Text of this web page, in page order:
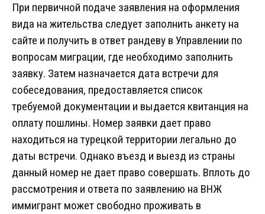
При первичной подаче заявления на оформления
вида на жительства следует заполнить анкету на
сайте и получить в ответ рандеву в Управлении по
вопросам миграции, где необходимо заполнить
заявку. Затем назначается дата встречи для
собеседования, предоставляется список
требуемой документации и выдается квитанция на
оплату пошлины. Номер заявки дает право
находиться на турецкой территории легально до
даты встречи. Однако въезд и выезд из страны
данный номер не дает право совершать. Вплоть до
рассмотрения и ответа по заявлению на ВНЖ
иммигрант может свободно проживать в